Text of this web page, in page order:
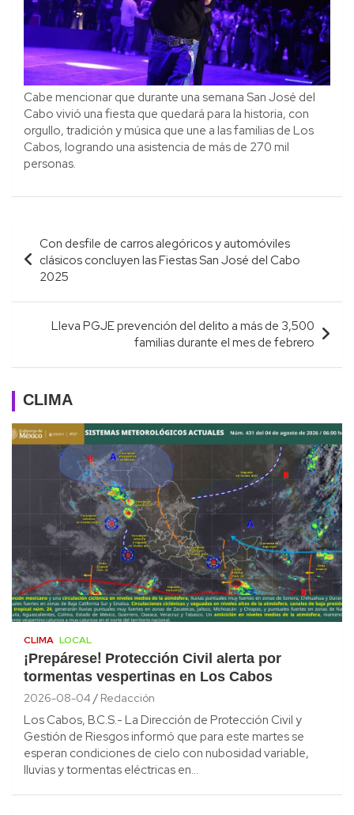
Cabe mencionar que durante una semana San José del
Cabo vivió una fiesta que quedará para la historia, con
orgullo, tradición y música que une a las familias de Los
Cabos, logrando una asistencia de más de 270 mil
personas.
Navegación
de
entradas
Con desfile de carros alegóricos y automóviles
clásicos concluyen las Fiestas San José del Cabo
2025
Lleva PGJE prevención del delito a más de 3,500
familias durante el mes de febrero
CLIMA
CLIMA LOCAL
¡Prepárese! Protección Civil alerta por
tormentas vespertinas en Los Cabos
2026-08-04 Redacción
Los Cabos, B.C.S.- La Dirección de Protección Civil y
Gestión de Riesgos informó que para este martes se
esperan condiciones de cielo con nubosidad variable,
lluvias y tormentas eléctricas en…